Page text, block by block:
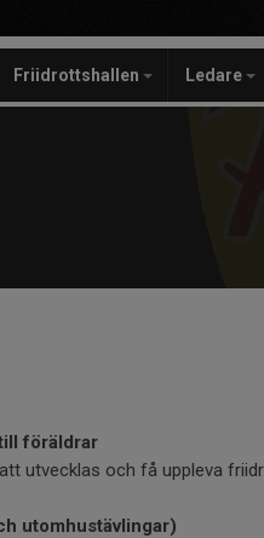
Friidrottshallen Ledare
föräldrar
utvecklas och få uppleva
utomhustävlingar)